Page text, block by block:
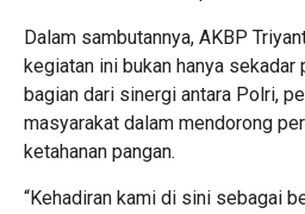
Dalam sambutannya, AKBP
kegiatan ini bukan hanya sekadar
bagian dari sinergi antara Polri,
masyarakat dalam mendorong
ketahanan pangan.
“Kehadiran kami di sini sebagai